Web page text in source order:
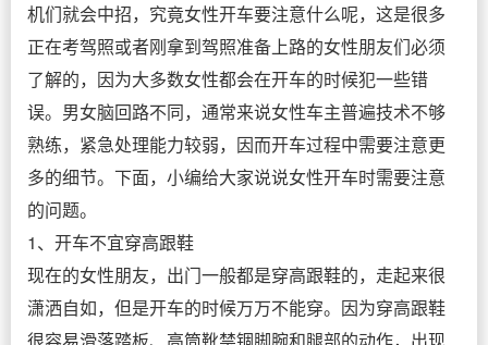
机们就会中招，究竟女性开车要注意什么呢，这是很多
正在考驾照或者刚拿到驾照准备上路的女性朋友们必须
了解的，因为大多数女性都会在开车的时候犯一些错
误。男女脑回路不同，通常来说女性车主普遍技术不够
熟练，紧急处理能力较弱，因而开车过程中需要注意更
多的细节。下面，小编给大家说说女性开车时需要注意
的问题。
1、开车不宜穿高跟鞋
现在的女性朋友，出门一般都是穿高跟鞋的，走起来很
潇洒自如，但是开车的时候万万不能穿。因为穿高跟鞋